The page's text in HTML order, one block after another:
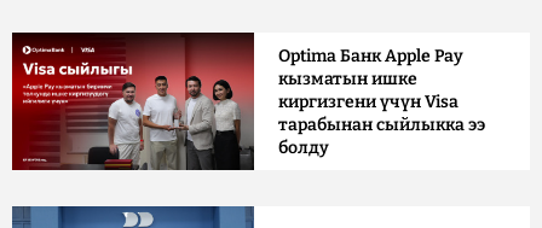
Optima Банк Apple Pay
кызматын ишке
киргизгени үчүн Visa
тарабынан сыйлыкка ээ
болду